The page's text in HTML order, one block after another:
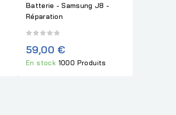
Batterie - Samsung J8 -
Réparation
59,00 €
En stock 1000 Produits